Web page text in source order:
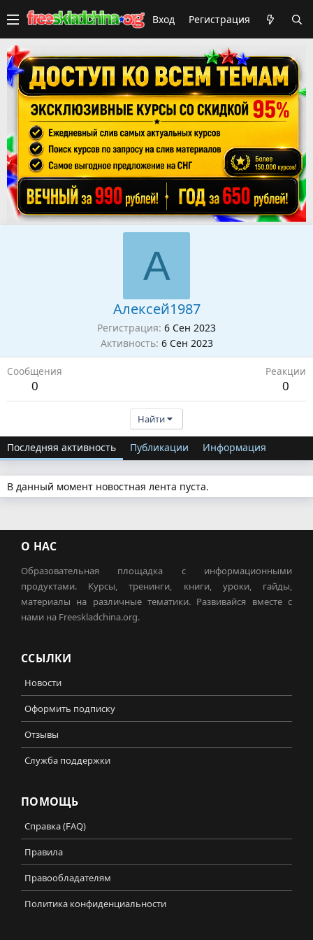
Вход Регистрация
А
Алексей1987
Регистрация 6 Сен 2023
Активность 6 Сен 2023
Сообщения
0
Реакции
0
Найти
Последняя активность Публикации Информация
В данный момент новостная лента пуста.
О НАС
Образовательная площадка с информационными
продуктами. Курсы, тренинги, книги, уроки, гайды,
материалы на различные тематики. Развивайся вместе с
нами на Freeskladchina.org.
ССЫЛКИ
Новости
Оформить подписку
Отзывы
Служба поддержки
ПОМОЩЬ
Справка (FAQ)
Правила
Правообладателям
Политика конфиденциальности